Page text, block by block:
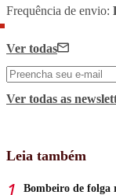
Frequência de envio:
Ver todas
Ver todas as
Leia também
Bombeiro de folga